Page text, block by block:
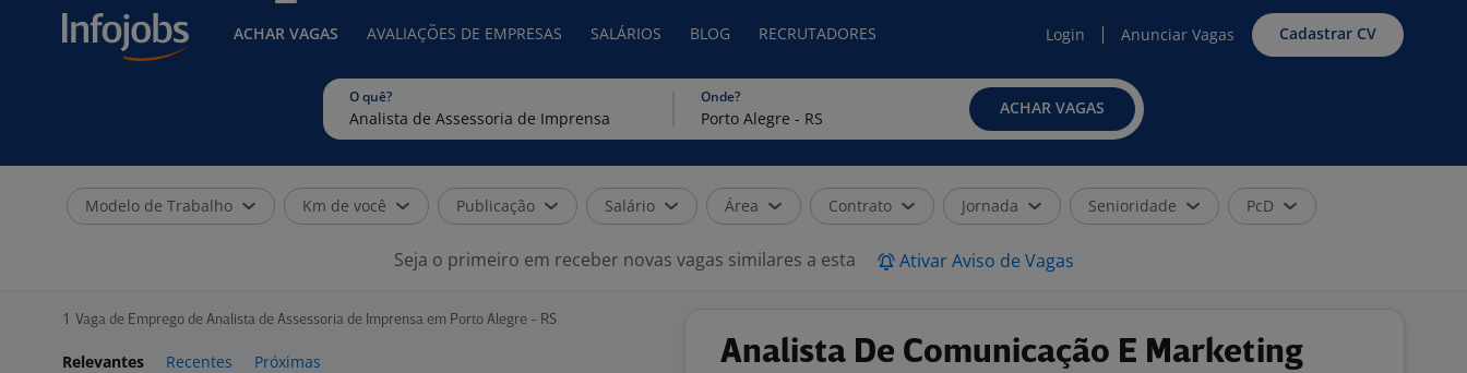
ACHAR VAGAS AVALIAÇÕES DE EMPRESAS SALÁRIOS BLOG RECRUTADORES Login Anunciar Vagas Cadastrar CV
O quê? Onde?
ACHAR VAGAS
Modelo de Trabalho Km de você Publicação Salário Área Contrato Jornada Senioridade PcD
Seja o primeiro em receber novas vagas similares a esta Ativar Aviso de Vagas
1 Vaga de Emprego de Analista de Assessoria de Imprensa em Porto Alegre - RS
Relevantes Recentes Próximas Analista De Comunicação E Marketing